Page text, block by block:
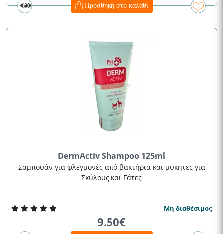
Προσθήκη στο καλάθι
DermActiv Shampoo 125ml
Σαμπουάν για φλεγμονές από βακτήρια και μύκητες για
Σκύλους και Γάτες
Μη διαθέσιμος
9.50€